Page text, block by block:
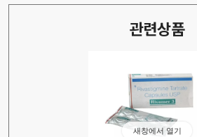
관련상품
새창에서 열기